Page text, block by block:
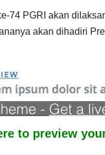
74 PGRI akan
akan dihadiri
to preview